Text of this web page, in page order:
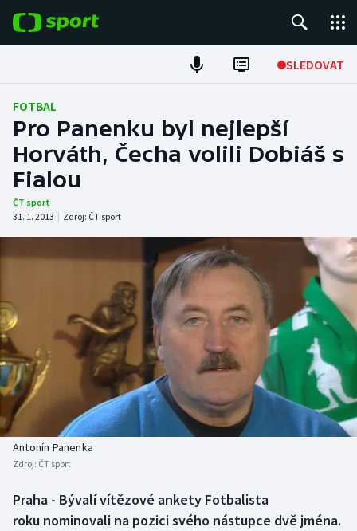
SLEDOVAT
Fotbal
Hokej
Tenis
Atletika
Cyklistika
Americký fotbal
Baseball a softbal
Basketbal
Biatlon
Box
NEPŘEHLÉDNĚTE
Soutěže
Historické návraty
Aplikace ČT sport
FOTBAL
Pro Panenku byl nejlepší
Horváth, Čecha volili Dobiáš s
Fialou
ČT sport
31. 1. 2013 | Zdroj: ČT sport
Antonín Panenka
Zdroj: ČT sport
Praha - Bývalí vítězové ankety Fotbalista
roku nominovali na pozici svého nástupce dvě jména.